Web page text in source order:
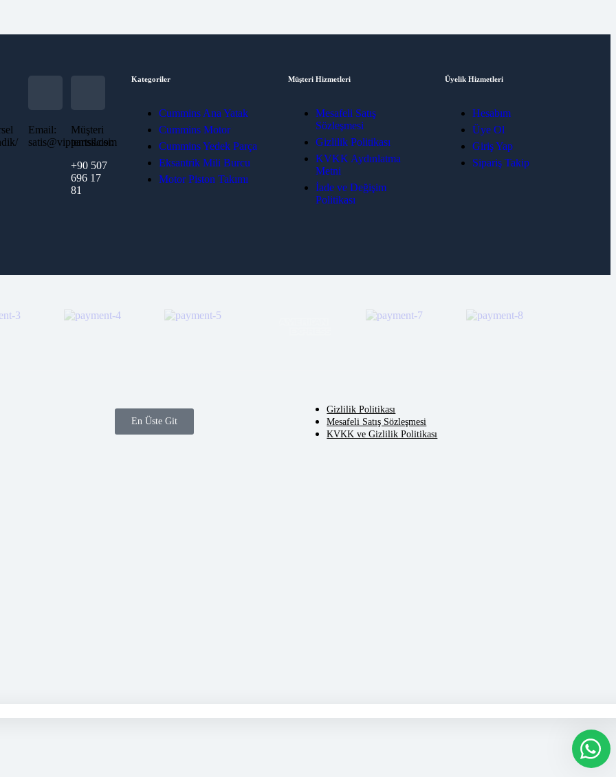
Email:
satis@vippartss.com
Müşteri
temsilcisi:
+90 507
696 17
81
Kategoriler
Cummins Ana Yatak
Cummins Motor
Cummins Yedek Parça
Eksantrik Mili Burcu
Motor Piston Takımı
Müşteri Hizmetleri
Mesafeli Satış
Sözleşmesi
Gizlilik Politikası
KVKK Aydınlatma
Metni
İade ve Değişim
Politikası
Üyelik Hizmetleri
Hesabım
Üye Ol
Giriş Yap
Sipariş Takip
En Üste Git
Gizlilik Politikası
Mesafeli Satış Sözleşmesi
KVKK ve Gizlilik Politikası